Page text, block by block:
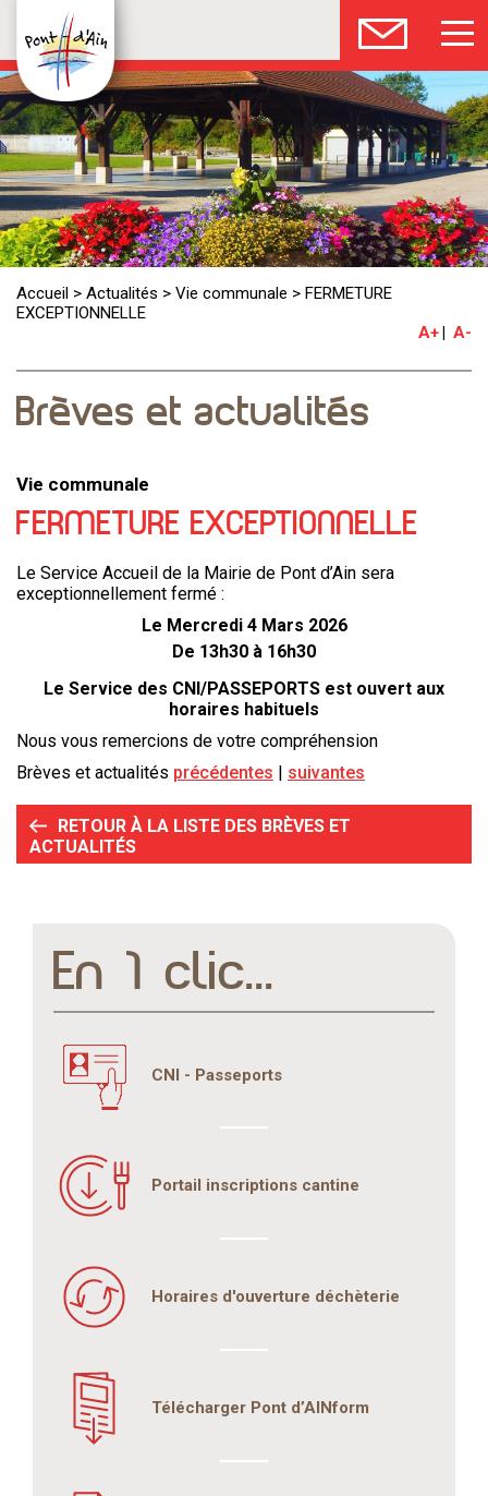
Accueil > Actualités > Vie communale > FERMETURE
EXCEPTIONNELLE
A+
A-
Brèves et actualités
Vie communale
FERMETURE EXCEPTIONNELLE
Le Service Accueil de la Mairie de Pont d’Ain sera
exceptionnellement fermé :
Le Mercredi 4 Mars 2026
De 13h30 à 16h30
Le Service des CNI/PASSEPORTS est ouvert aux
horaires habituels
Nous vous remercions de votre compréhension
Brèves et actualités précédentes suivantes
RETOUR À LA LISTE DES BRÈVES ET
ACTUALITÉS
En 1 clic...
CNI - Passeports
Portail inscriptions cantine
Horaires d'ouverture déchèterie
Télécharger Pont d’AINform